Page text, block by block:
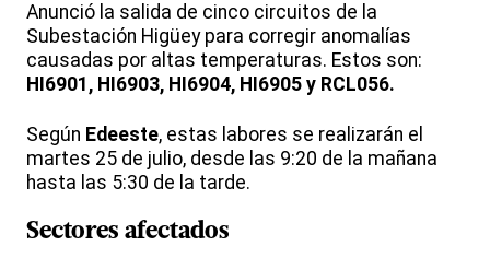
Anunció la salida de cinco circuitos de la
Subestación Higüey para corregir anomalías
causadas por altas temperaturas. Estos son:
HI6901, HI6903, HI6904, HI6905 y RCL056.
Según Edeeste, estas labores se realizarán el
martes 25 de julio, desde las 9:20 de la mañana
hasta las 5:30 de la tarde.
Sectores afectados